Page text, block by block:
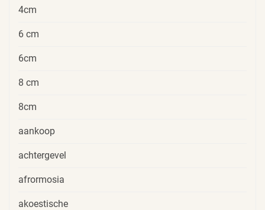
4cm
6 cm
6cm
8 cm
8cm
aankoop
achtergevel
afrormosia
akoestische